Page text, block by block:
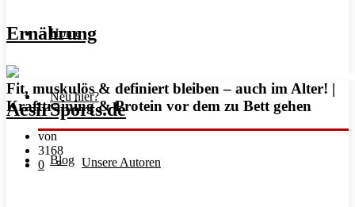
Ernährung
Home
Unsere Autoren
Neu hier?
Blog
Fit, muskulös & definiert bleiben – auch im Alter! |
Krafttraining & Protein vor dem zu Bett gehen
von
3168
0